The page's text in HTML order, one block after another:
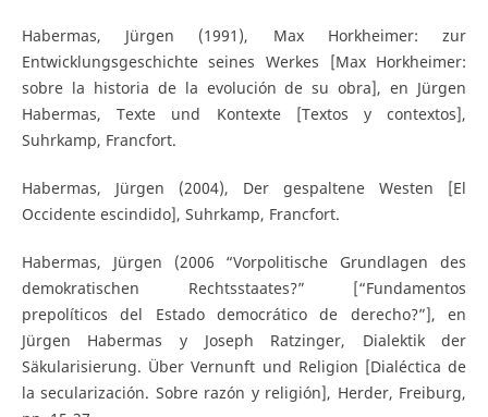
Habermas, Jürgen (1991), Max Horkheimer: zur
Entwicklungsgeschichte seines Werkes [Max Horkheimer:
sobre la historia de la evolución de su obra], en Jürgen
Habermas, Texte und Kontexte [Textos y contextos],
Suhrkamp, Francfort.
Habermas, Jürgen (2004), Der gespaltene Westen [El
Occidente escindido], Suhrkamp, Francfort.
Habermas, Jürgen (2006 “Vorpolitische Grundlagen des
demokratischen Rechtsstaates?” [“Fundamentos
prepolíticos del Estado democrático de derecho?”], en
Jürgen Habermas y Joseph Ratzinger, Dialektik der
Säkularisierung. Über Vernunft und Religion [Dialéctica de
la secularización. Sobre razón y religión], Herder, Freiburg,